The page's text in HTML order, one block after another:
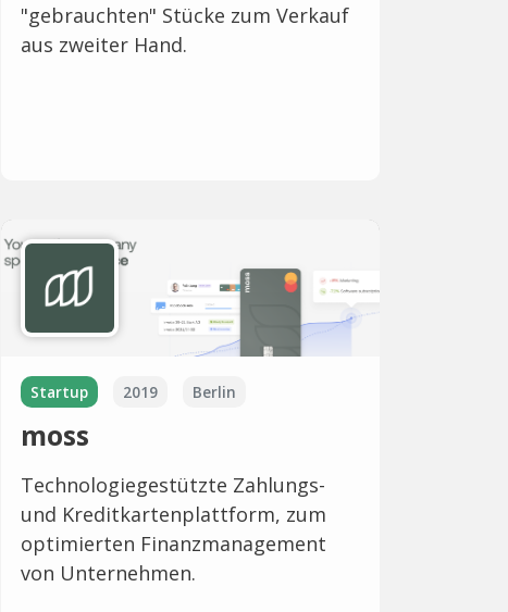
"gebrauchten" Stücke zum Verkauf
aus zweiter Hand.
Startup 2019 Berlin
moss
Technologiegestützte Zahlungs-
und Kreditkartenplattform, zum
optimierten Finanzmanagement
von Unternehmen.